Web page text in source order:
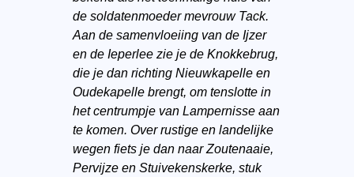
de soldatenmoeder mevrouw Tack.
Aan de samenvloeiing van de Ijzer
en de Ieperlee zie je de Knokkebrug,
die je dan richting Nieuwkapelle en
Oudekapelle brengt, om tenslotte in
het centrumpje van Lampernisse aan
te komen. Over rustige en landelijke
wegen fiets je dan naar Zoutenaaie,
Pervijze en Stuivekenskerke, stuk